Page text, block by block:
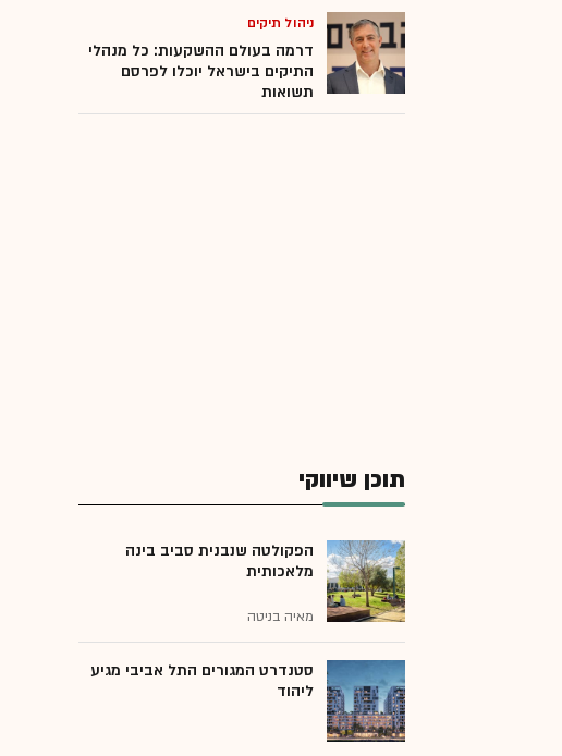
ניהול תיקים
דרמה בעולם ההשקעות: כל מנהלי
התיקים בישראל יוכלו לפרסם
תשואות
תוכן שיווקי
הפקולטה שנבנית סביב בינה
מלאכותית
מאיה בניטה
סטנדרט המגורים התל אביבי מגיע
ליהוד